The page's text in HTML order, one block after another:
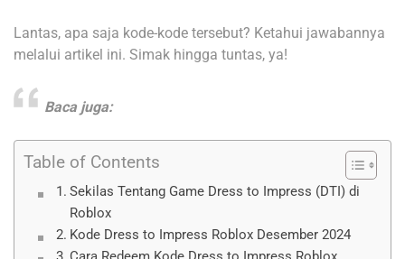
Lantas, apa saja kode-kode tersebut? Ketahui jawabannya
melalui artikel ini. Simak hingga tuntas, ya!
Baca juga:
Table of Contents
Sekilas Tentang Game Dress to Impress (DTI) di
Roblox
Kode Dress to Impress Roblox Desember 2024